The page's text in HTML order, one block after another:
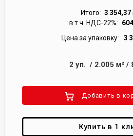
Итого: 3 354,37
в т.ч. НДС-22%:
Цена за упаковку:
3
2 уп. / 2.005 м² /
Добавить в
Купить в 1